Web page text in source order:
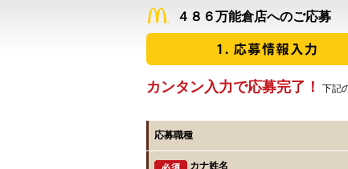
４８６万能倉店へのご応募
カンタン入力で応募完了！ 下記
応募職種
カナ姓名